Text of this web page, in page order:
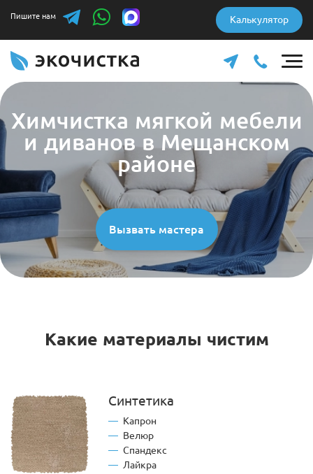
Пишите нам Калькулятор
Химчистка мягкой мебели
и диванов в Мещанском
районе
Вызвать мастера
Какие материалы чистим
Синтетика
Капрон
Велюр
Спандекс
Лайкра